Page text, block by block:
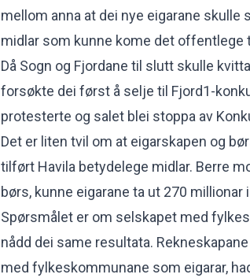
mellom anna at dei nye eigarane
midlar som kunne kome det offentlege
Då Sogn og Fjordane til slutt skulle
forsøkte dei først å selje til Fjord1-
protesterte og salet blei stoppa av
Det er liten tvil om at eigarskapen og
tilført Havila betydelege midlar. Berre
børs, kunne eigarane ta ut 270 millionar
Spørsmålet er om selskapet med
nådd dei same resultata.
med fylkeskommunane som eigarar,